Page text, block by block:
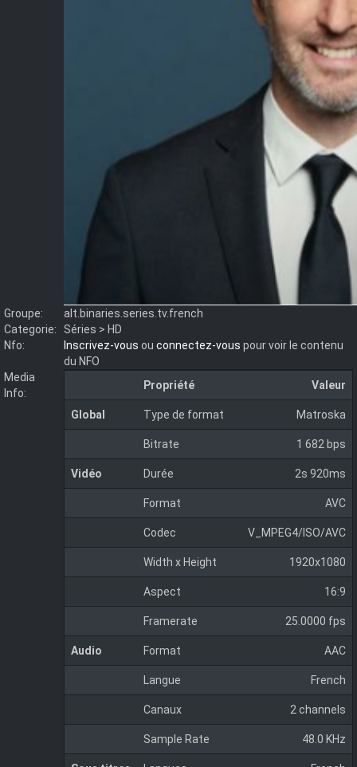
Groupe:
alt.binaries.series.tv.french
Categorie:
Séries > HD
Nfo:
Inscrivez-vous ou connectez-vous pour voir le contenu
du NFO
Media
Info:
Propriété Valeur
Global Type de format Matroska
Bitrate 1 682 bps
Vidéo Durée 2s 920ms
Format AVC
Codec V_MPEG4/ISO/AVC
Width x Height 1920x1080
Aspect 16:9
Framerate 25.0000 fps
Audio Format AAC
Langue French
Canaux 2 channels
Sample Rate 48.0 KHz